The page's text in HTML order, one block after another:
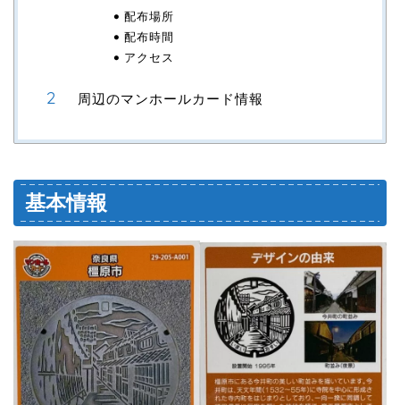
配布場所
配布時間
アクセス
周辺のマンホールカード情報
基本情報